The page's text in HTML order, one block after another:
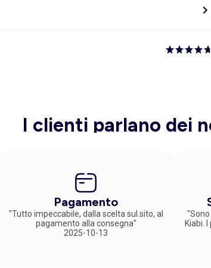
I clienti parlano dei
Pagamento
"Tutto impeccabile, dalla scelta sul.sito, al
pagamento alla consegna"
2025-10-13
Kiabi.